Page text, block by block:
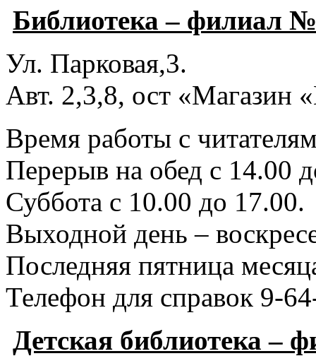
Библиотека – филиал
Ул. Парковая,3.
Авт. 2,3,8, ост «Магазин
Время работы с
Перерыв на обед с 14.00
Суббота с 10.00 до 17.00.
Выходной день –
Последняя пятница
Телефон для справок 9-
Детская библиотека –